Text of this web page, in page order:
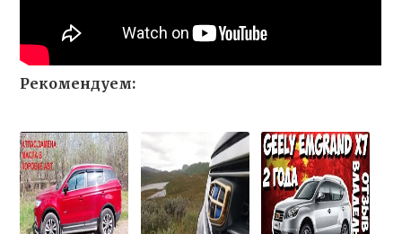
Рекомендуем: